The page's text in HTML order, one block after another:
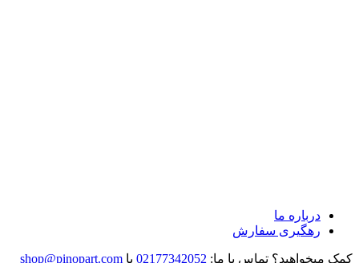
درباره ما
رهگیری سفارش
کمک میخواهید؟ تماس با ما: 02177342052 یا shop@pinopart.com